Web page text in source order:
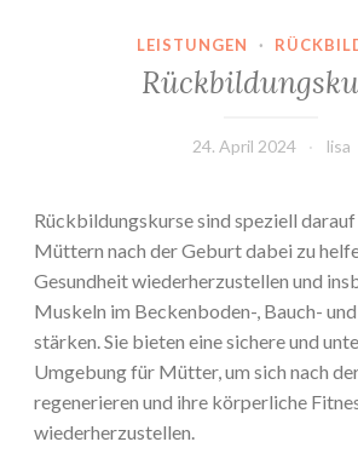
LEISTUNGEN ·
24. April 2024 lisa
Rückbildungskurse sind speziell
Müttern nach der Geburt dabei zu
Gesundheit wiederherzustellen und
Muskeln im Beckenboden-, Bauch-
stärken. Sie bieten eine sichere und
Umgebung für Mütter, um sich nach
regenerieren und ihre körperliche
wiederherzustellen.